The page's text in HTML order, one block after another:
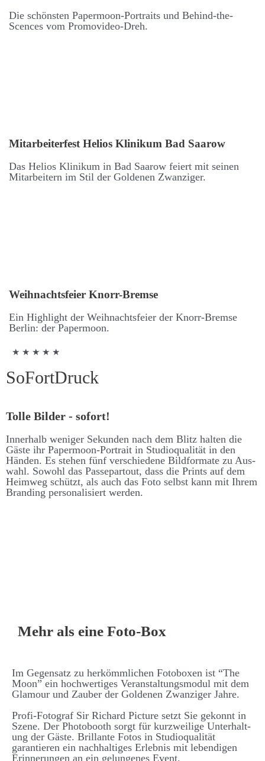
Die schönsten Paper­moon-Portraits und Behind-the-
Scences vom Promo­video-Dreh.
Mit­arbeiter­fest Helios Klinikum Bad Saarow
Das Helios Klinikum in Bad Saarow feiert mit seinen
Mit­arbeitern im Stil der Goldenen Zwanziger.
Weih­nachts­feier Knorr-Bremse
Ein High­light der Weih­nachts­feier der Knorr-Bremse
Berlin: der Paper­moon.
★ ★ ★ ★ ★
SoFort­Druck
Tolle Bilder - sofort!
Inner­halb weniger Se­kunden nach dem Blitz halten die
Gäste ihr Paper­moon-Portrait in Studio­qualität in den
Händen. Es stehen fünf ver­schiedene Bild­formate zu Aus­
wahl. So­wohl das Passe­partout, dass die Prints auf dem
Heim­weg schützt, als auch das Foto selbst kann mit Ihrem
Branding personalisiert werden.
Mehr als eine Foto-Box
Im Gegen­­satz zu her­­kömm­­lichen Foto­­boxen ist “The
Moon” ein hoch­­wertiges Ver­­an­stalt­ungs­­modul mit dem
Glamour und Zauber der Goldenen Zwanziger Jahre.
Profi-Fotograf Sir Richard Picture setzt Sie ge­konnt in
Szene. Der Photo­­booth sorgt für kurz­­weilige Unter­halt­
ung der Gäste. Brillante Fotos in Studio­­qualität
garantieren ein nach­­halt­iges Erlebnis mit lebend­igen
Er­­inner­ungen an ein ge­­lungenes Event.